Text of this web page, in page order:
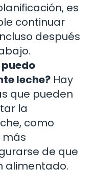
es
continuar
después
puedo
leche? Hay
que pueden
la
como
de que
alimentado.